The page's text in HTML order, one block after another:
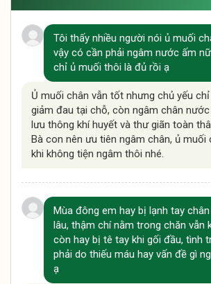
Tôi thấy nhiều người nói ủ muối
vậy có cần phải ngâm nước ấm
chỉ ủ muối thôi là đủ rồi ạ
Ủ muối chân vẫn tốt nhưng chủ yếu
giảm đau tại chỗ, còn ngâm chân
lưu thông khí huyết và thư giãn toàn
Bà con nên ưu tiên ngâm chân, ủ muối
khi không tiện ngâm thôi nhé.
Mùa đông em hay bị lạnh tay
lâu, thậm chí nằm trong chăn vẫn
còn hay bị tê tay khi gối đầu, tình
phải do thiếu máu hay vấn đề gì
ạ